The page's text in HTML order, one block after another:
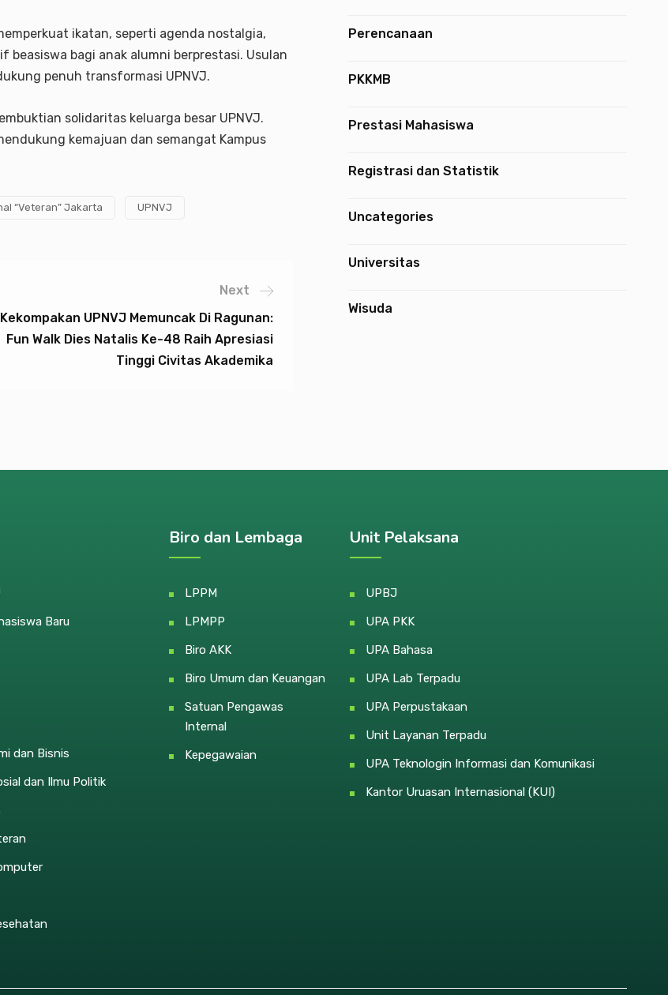
ikatan, seperti agenda nostalgia,
bagi anak alumni berprestasi. Usulan
penuh transformasi UPNVJ.
solidaritas keluarga besar UPNVJ.
kemajuan dan semangat Kampus
“Veteran” Jakarta UPNVJ
Next
Kekompakan UPNVJ Memuncak Di Ragunan:
Fun Walk Dies Natalis Ke-48 Raih Apresiasi
Tinggi Civitas Akademika
Perencanaan
PKKMB
Prestasi Mahasiswa
Registrasi dan Statistik
Uncategories
Universitas
Wisuda
Baru
dan Bisnis
dan Ilmu Politik
Biro dan Lembaga
LPPM
LPMPP
Biro AKK
Biro Umum dan Keuangan
Satuan Pengawas
Internal
Kepegawaian
Unit Pelaksana
UPBJ
UPA PKK
UPA Bahasa
UPA Lab Terpadu
UPA Perpustakaan
Unit Layanan Terpadu
UPA Teknologin Informasi dan Komunikasi
Kantor Uruasan Internasional (KUI)